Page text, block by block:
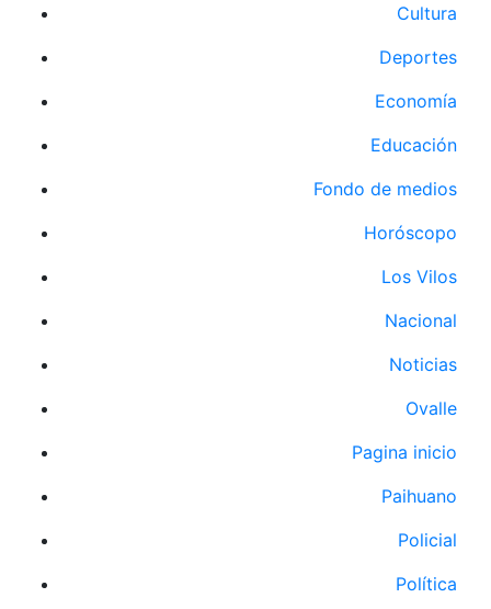
Cultura
Deportes
Economía
Educación
Fondo de medios
Horóscopo
Los Vilos
Nacional
Noticias
Ovalle
Pagina inicio
Paihuano
Policial
Política